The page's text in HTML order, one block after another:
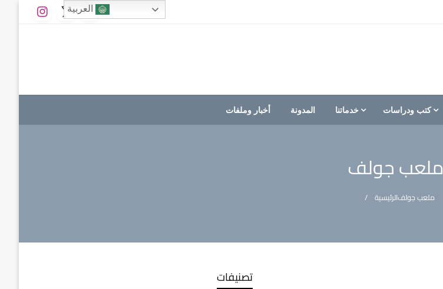
كتب ودراسات خدماتنا المدونة أخبار وملفات
ملعب جولف
الرئيسيةملعب جولف
تصنيفات
العربية